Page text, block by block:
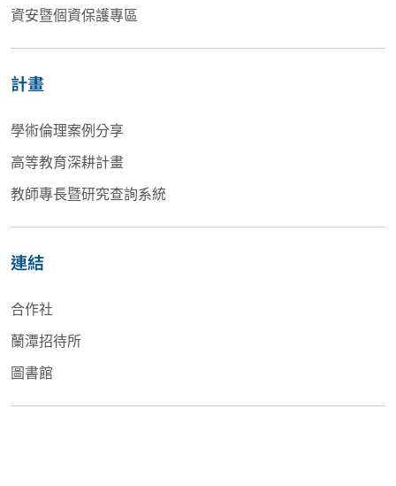
資安暨個資保護專區
計畫
學術倫理案例分享
高等教育深耕計畫
教師專長暨研究查詢系統
連結
合作社
蘭潭招待所
圖書館